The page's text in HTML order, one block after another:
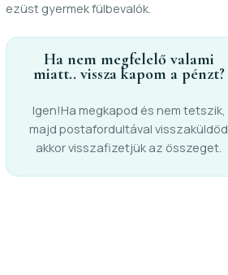
ezüst gyermek fülbevalók.
Ha nem megfelelő valami
miatt.. vissza kapom a pénzt?
Igen!Ha megkapod és nem tetszik,
majd postafordultával visszaküldöd
akkor visszafizetjük az összeget.